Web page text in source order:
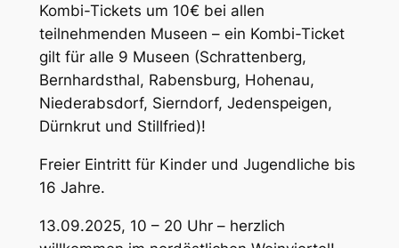
Kombi-Tickets um 10€ bei allen
teilnehmenden Museen – ein Kombi-Ticket
gilt für alle 9 Museen (Schrattenberg,
Bernhardsthal, Rabensburg, Hohenau,
Niederabsdorf, Sierndorf, Jedenspeigen,
Dürnkrut und Stillfried)!
Freier Eintritt für Kinder und Jugendliche bis
16 Jahre.
13.09.2025, 10 – 20 Uhr – herzlich